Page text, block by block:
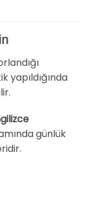
yapıldığında
günlük